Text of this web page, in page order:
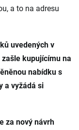
a to na adresu
uvedených v
kupujícímu na
nabídku s
a vyžádá si
za nový návrh